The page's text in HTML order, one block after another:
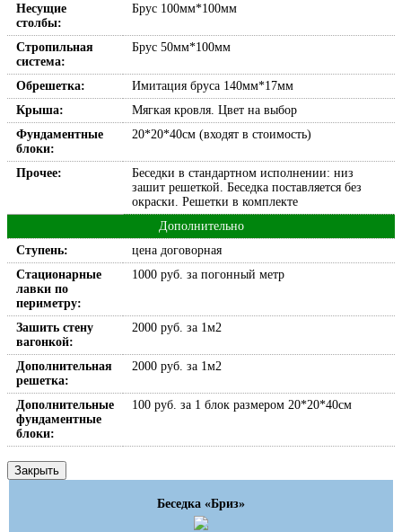
Несущие
столбы:
Брус 100мм*100мм
Стропильная
система:
Брус 50мм*100мм
Обрешетка:
Имитация бруса 140мм*17мм
Крыша:
Мягкая кровля. Цвет на выбор
Фундаментные
блоки:
20*20*40см (входят в стоимость)
Прочее:
Беседки в стандартном исполнении: низ
зашит решеткой. Беседка поставляется без
окраски. Решетки в комплекте
Дополнительно
Ступень:
цена договорная
Стационарные
лавки по
периметру:
1000 руб. за погонный метр
Зашить стену
вагонкой:
2000 руб. за 1м2
Дополнительная
решетка:
2000 руб. за 1м2
Дополнительные
фундаментные
блоки:
100 руб. за 1 блок размером 20*20*40см
Закрыть
Беседка «Бриз»